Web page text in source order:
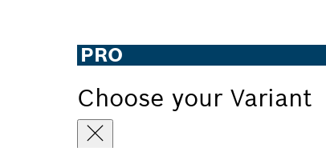
PRO
Choose your Variant